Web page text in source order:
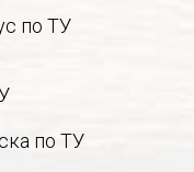
по ТУ
по ТУ